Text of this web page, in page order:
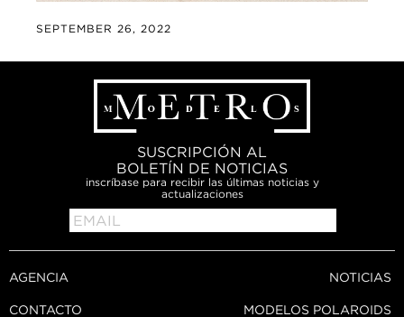
SEPTEMBER 26, 2022
SUSCRIPCIÓN AL
BOLETÍN DE NOTICIAS
inscríbase para recibir las últimas noticias y
actualizaciones
AGENCIA
CONTACTO
NOTICIAS
MODELOS POLAROIDS